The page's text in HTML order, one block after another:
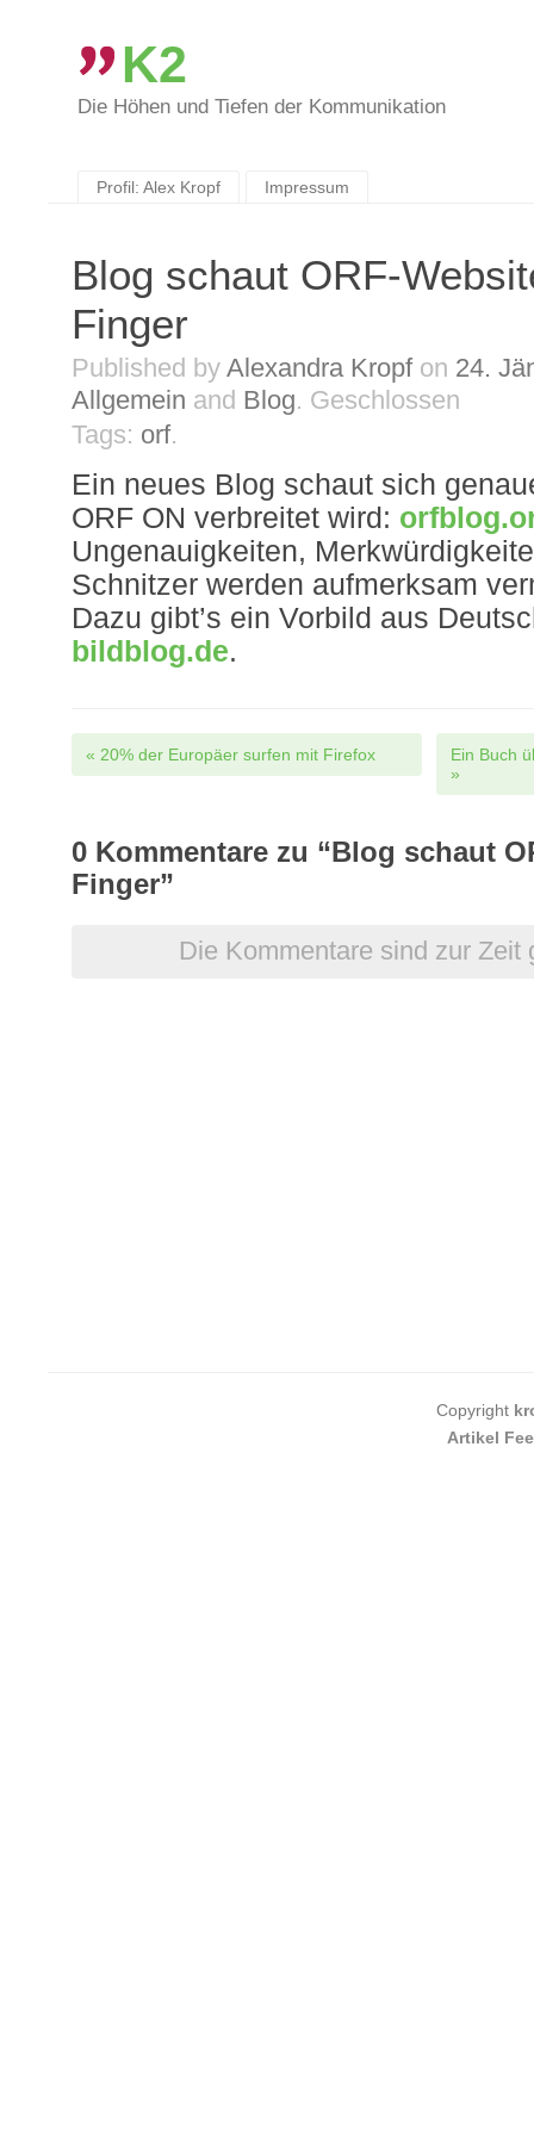
K2
Die Höhen und Tiefen der Kommunikation
Profil: Alex Kropf
Impressum
Blog schaut ORF-
Finger
Published by Alexandra Kropf on 24.
Allgemein and Blog. Geschlossen
Tags: orf.
Ein neues Blog schaut sich
ORF ON verbreitet wird:
Ungenauigkeiten,
Schnitzer werden aufmerksam
Dazu gibt’s ein Vorbild aus
bildblog.de.
Post navigation
« 20% der Europäer surfen mit Firefox
Ein Buch
»
0 Kommentare zu “Blog schaut
Finger”
Die Kommentare sind zur Zeit
Copyright
Artikel